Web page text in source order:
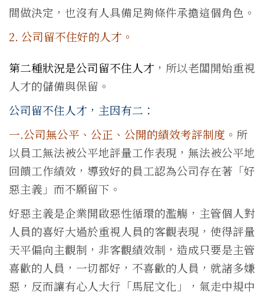
間做決定，也沒有人具備足夠條件承擔這個角色。
2. 公司留不住好的人才。
第二種狀況是公司留不住人才 ，所以老闆開始重視
人才的儲備與保留。
公司留不住人才，主因有二：
一.公司無公平、公正、公開的績效考評制度。 所
以員工無法被公平地評量工作表現，無法被公平地
回饋工作績效，導致好的員工認為公司存在著「好
惡主義」而不願留下。
好惡主義是企業開啟惡性循環的濫觴，主管個人對
人員的喜好大過於重視人員的客觀表現，使得評量
天平偏向主觀制，非客觀績效制，造成只要是主管
喜歡的人員，一切都好，不喜歡的人員，就諸多嫌
惡，反而讓有心人大行「馬屁文化」，氣走中規中